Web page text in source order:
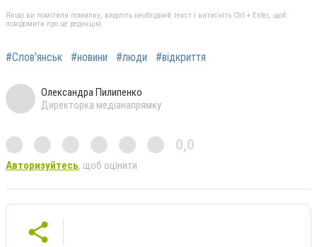
Якщо ви помітили помилку, виділіть необхідний текст і натисніть Ctrl + Enter, щоб
повідомити про це редакцію
#Слов'янськ #новини #люди #відкриття
Олександра Пилипенко
Директорка медіанапрямку
0,0
Авторизуйтесь, щоб оцінити